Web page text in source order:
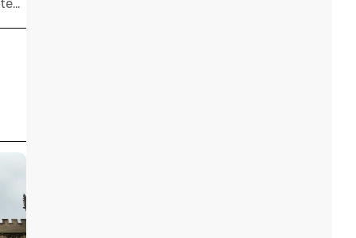
Webinar gratuito | Como financiar seus estudos no exterior